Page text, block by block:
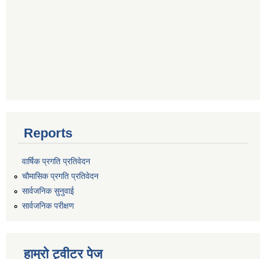
Reports
वार्षिक प्रगति प्रतिवेदन
चौमासिक प्रगति प्रतिवेदन
सार्वजनिक सुनुवाई
सार्वजनिक परीक्षण
हाम्रो ट्वीटर पेज